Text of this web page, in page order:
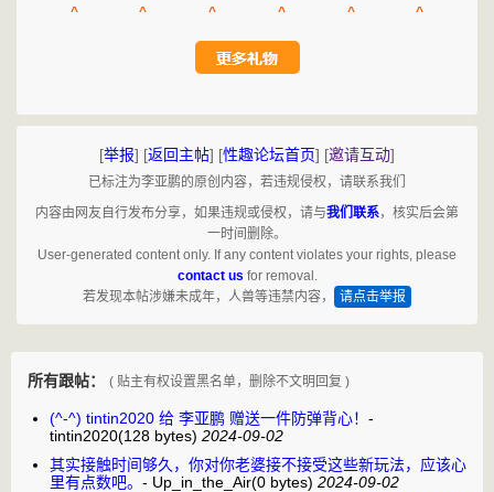
^ ^ ^ ^ ^ ^
[举报] [返回主帖] [性趣论坛首页] [邀请互动]
已标注为李亚鹏的原创内容，若违规侵权，请联系我们
内容由网友自行发布分享，如果违规或侵权，请与我们联系，核实后会第
一时间删除。
User-generated content only. If any content violates your rights, please
contact us for removal.
若发现本帖涉嫌未成年，人兽等违禁内容，
请点击举报
所有跟帖： ( 贴主有权设置黑名单，删除不文明回复 )
(^-^) tintin2020 给 李亚鹏 赠送一件防弹背心！ -
tintin2020(128 bytes) 2024-09-02
其实接触时间够久，你对你老婆接不接受这些新玩法，应该心
里有点数吧。 - Up_in_the_Air(0 bytes) 2024-09-02